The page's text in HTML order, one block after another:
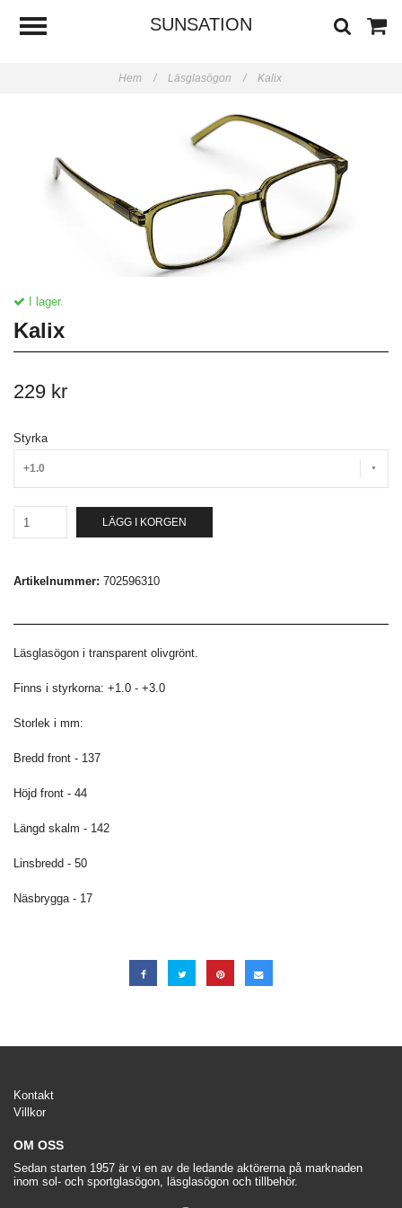
SUNSATION
Hem / Läsglasögon / Kalix
I lager.
Kalix
229 kr
Styrka
+1.0
LÄGG I KORGEN
Artikelnummer: 702596310
Läsglasögon i transparent olivgrönt.
Finns i styrkorna: +1.0 - +3.0
Storlek i mm:
Bredd front - 137
Höjd front - 44
Längd skalm - 142
Linsbredd - 50
Näsbrygga - 17
Kontakt
Villkor
OM OSS
Sedan starten 1957 är vi en av de ledande aktörerna på marknaden
inom sol- och sportglasögon, läsglasögon och tillbehör.